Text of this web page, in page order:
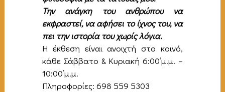
Την ανάγκη του ανθρώπου να
εκφραστεί, να αφήσει το ίχνος του, να
πει την ιστορία του χωρίς λόγια.
Η έκθεση είναι ανοιχτή στο κοινό,
κάθε Σάββατο & Κυριακή 6:00’μ.μ. –
10:00’μ.μ.
Πληροφορίες: 698 559 5303